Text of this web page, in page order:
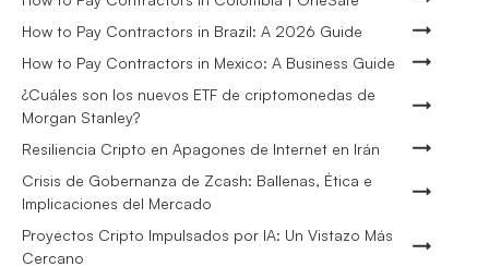
How to Pay Contractors in Brazil: A 2026 Guide
How to Pay Contractors in Mexico: A Business Guide
¿Cuáles son los nuevos ETF de criptomonedas de
Morgan Stanley?
Resiliencia Cripto en Apagones de Internet en Irán
Crisis de Gobernanza de Zcash: Ballenas, Ética e
Implicaciones del Mercado
Proyectos Cripto Impulsados por IA: Un Vistazo Más
Cercano